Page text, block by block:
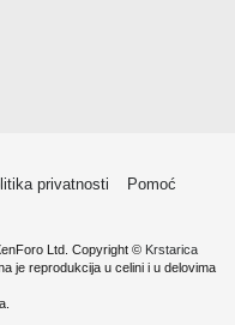
privatnosti
Pomoć
Ltd. Copyright © Krstarica
je reprodukcija u celini i u delovima